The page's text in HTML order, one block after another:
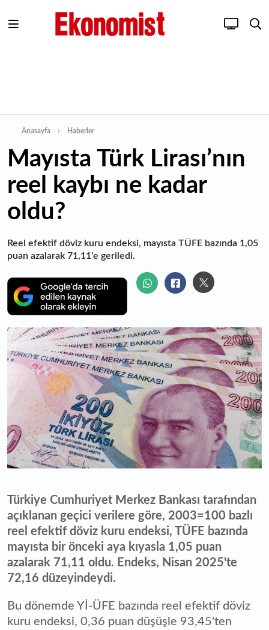
Anasayfa Haberler
Mayısta Türk Lirası’nın
reel kaybı ne kadar
oldu?
Reel efektif döviz kuru endeksi, mayısta TÜFE bazında 1,05
puan azalarak 71,11'e geriledi.
Türkiye Cumhuriyet Merkez Bankası tarafından
açıklanan geçici verilere göre, 2003=100 bazlı
reel efektif döviz kuru endeksi, TÜFE bazında
mayısta bir önceki aya kıyasla 1,05 puan
azalarak 71,11 oldu. Endeks, Nisan 2025'te
72,16 düzeyindeydi.
Bu dönemde Yİ-ÜFE bazında reel efektif döviz
kuru endeksi, 0,36 puan düşüşle 93,45'ten